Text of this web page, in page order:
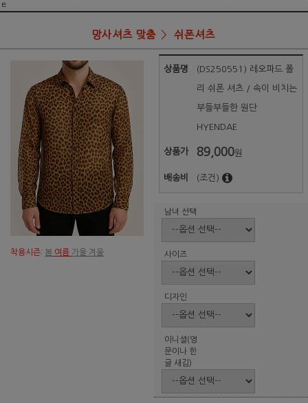
ㅌ
망사셔츠 맞춤 쉬폰셔츠
착용시즌: 봄 여름 가을 겨울
상품명 (DS250551) 레오파드 폴
리 쉬폰 셔츠 / 속이 비치는
부들부들한 원단
HYENDAE
상품가 89,000원
배송비 (조건)
남녀 선택
사이즈
디자인
이니셜(영
문이나 한
글 새김)